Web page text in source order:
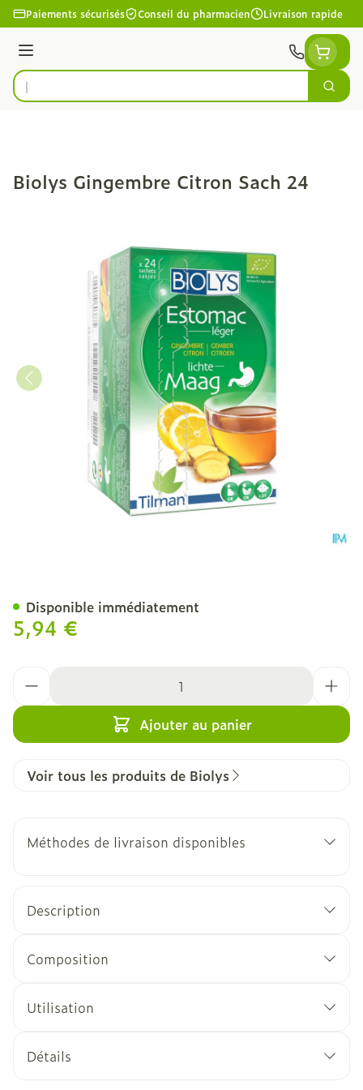
Aller au contenu
Paiements sécurisés Conseil du pharmacien Livraison rapide
Menu
Rechercher
Biolys Gingembre Citron Sach 24
5,94 €
Ajouter au panier
Disponible immédiatement
Voir tous les produits de Biolys
Méthodes de livraison disponibles
Description
Composition
Utilisation
Détails